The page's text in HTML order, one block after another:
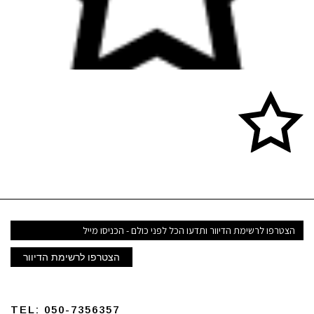
דואר
אלקטרוני
הצטרפו לרשימת הדיוור
TEL: 050-7356357